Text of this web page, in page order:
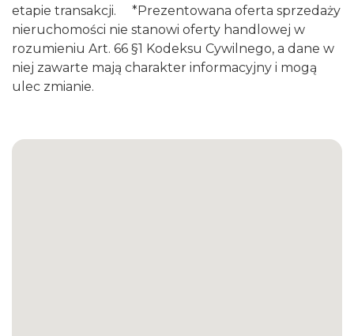
etapie transakcji. *Prezentowana oferta sprzedaży
nieruchomości nie stanowi oferty handlowej w
rozumieniu Art. 66 §1 Kodeksu Cywilnego, a dane w
niej zawarte mają charakter informacyjny i mogą
ulec zmianie.